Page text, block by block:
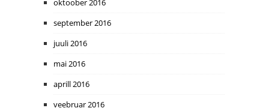
oktoober 2016
september 2016
juuli 2016
mai 2016
aprill 2016
veebruar 2016